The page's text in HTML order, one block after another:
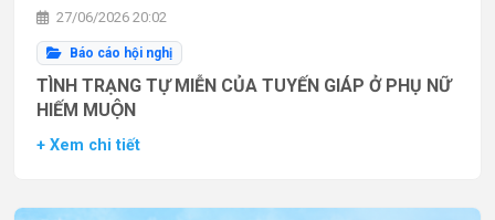
27/06/2026 20:02
Báo cáo hội nghị
TÌNH TRẠNG TỰ MIỄN CỦA TUYẾN GIÁP Ở PHỤ NỮ
HIẾM MUỘN
+ Xem chi tiết